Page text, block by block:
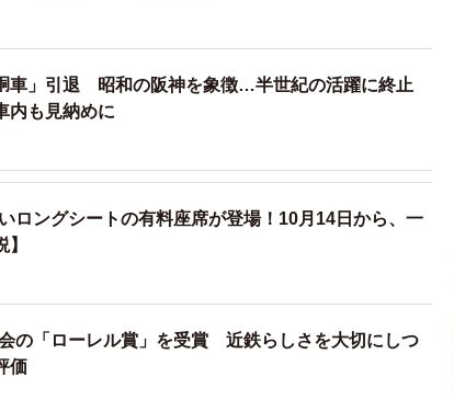
車」引退 昭和の阪神を象徴…半世紀の活躍に終止
も見納めに
ロングシートの有料座席が登場！10月14日から、一
の「ローレル賞」を受賞 近鉄らしさを大切にしつ
価